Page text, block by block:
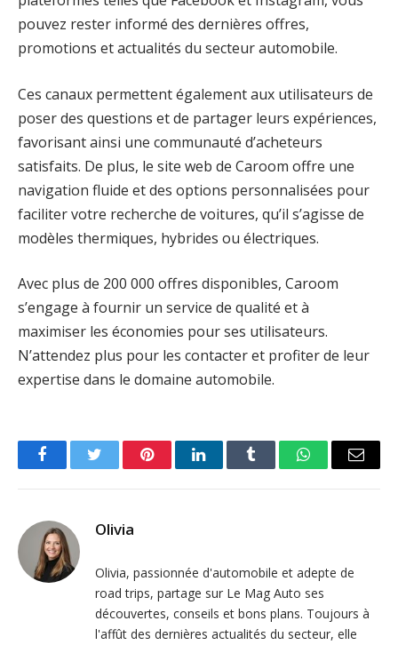
pouvez rester informé des dernières offres,
promotions et actualités du secteur automobile.
Ces canaux permettent également aux utilisateurs de
poser des questions et de partager leurs expériences,
favorisant ainsi une communauté d’acheteurs
satisfaits. De plus, le site web de Caroom offre une
navigation fluide et des options personnalisées pour
faciliter votre recherche de voitures, qu’il s’agisse de
modèles thermiques, hybrides ou électriques.
Avec plus de 200 000 offres disponibles, Caroom
s’engage à fournir un service de qualité et à
maximiser les économies pour ses utilisateurs.
N’attendez plus pour les contacter et profiter de leur
expertise dans le domaine automobile.
FacebookTwitter PinterestLinkedInTumblr WhatsAppEmail
Olivia
Olivia, passionnée d'automobile et adepte de
road trips, partage sur Le Mag Auto ses
découvertes, conseils et bons plans. Toujours à
l'affût des dernières actualités du secteur, elle